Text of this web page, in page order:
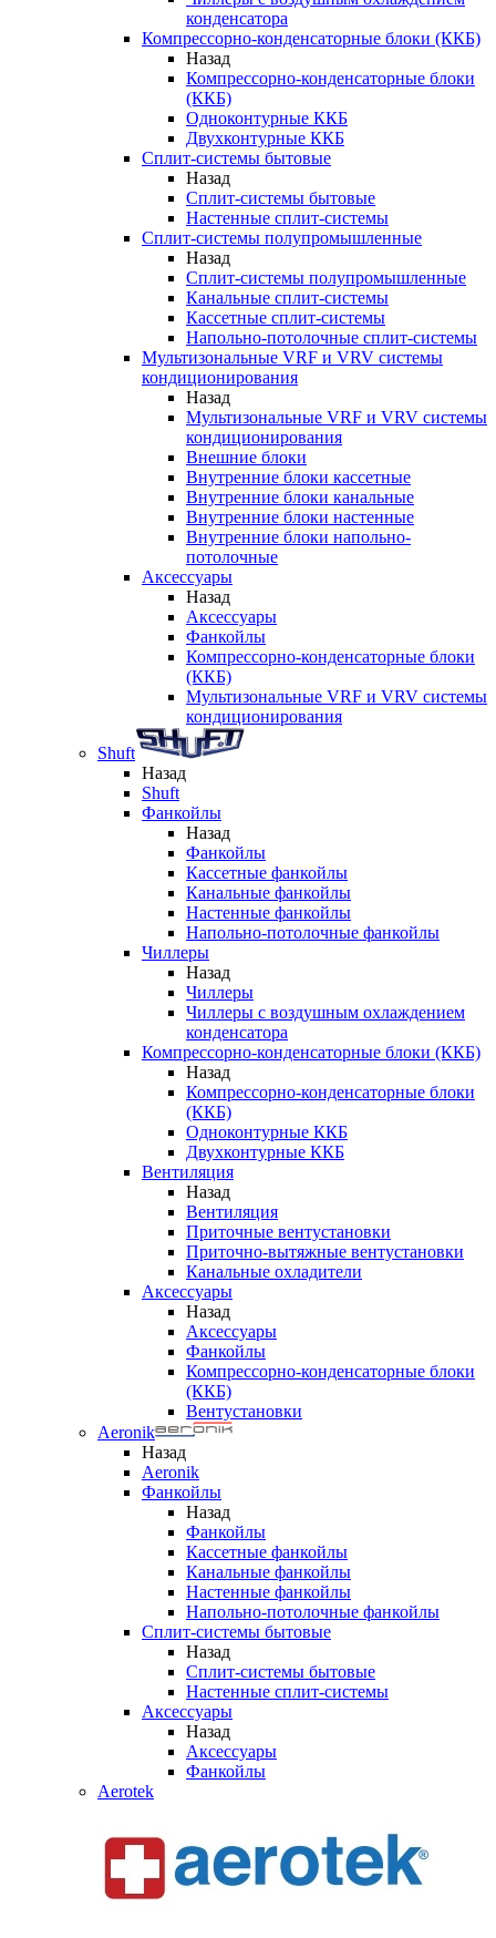
конденсатора
Компрессорно-конденсаторные блоки (ККБ)
Назад
Компрессорно-конденсаторные блоки
(ККБ)
Одноконтурные ККБ
Двухконтурные ККБ
Сплит-системы бытовые
Назад
Сплит-системы бытовые
Настенные сплит-системы
Сплит-системы полупромышленные
Назад
Сплит-системы полупромышленные
Канальные сплит-системы
Кассетные сплит-системы
Напольно-потолочные сплит-системы
Мультизональные VRF и VRV системы
кондиционирования
Назад
Мультизональные VRF и VRV системы
кондиционирования
Внешние блоки
Внутренние блоки кассетные
Внутренние блоки канальные
Внутренние блоки настенные
Внутренние блоки напольно-
потолочные
Аксессуары
Назад
Аксессуары
Фанкойлы
Компрессорно-конденсаторные блоки
(ККБ)
Мультизональные VRF и VRV системы
кондиционирования
Shuft
Назад
Shuft
Фанкойлы
Назад
Фанкойлы
Кассетные фанкойлы
Канальные фанкойлы
Настенные фанкойлы
Напольно-потолочные фанкойлы
Чиллеры
Назад
Чиллеры
Чиллеры с воздушным охлаждением
конденсатора
Компрессорно-конденсаторные блоки (ККБ)
Назад
Компрессорно-конденсаторные блоки
(ККБ)
Одноконтурные ККБ
Двухконтурные ККБ
Вентиляция
Назад
Вентиляция
Приточные вентустановки
Приточно-вытяжные вентустановки
Канальные охладители
Аксессуары
Назад
Аксессуары
Фанкойлы
Компрессорно-конденсаторные блоки
(ККБ)
Вентустановки
Aeronik
Назад
Aeronik
Фанкойлы
Назад
Фанкойлы
Кассетные фанкойлы
Канальные фанкойлы
Настенные фанкойлы
Напольно-потолочные фанкойлы
Сплит-системы бытовые
Назад
Сплит-системы бытовые
Настенные сплит-системы
Аксессуары
Назад
Аксессуары
Фанкойлы
Aerotek